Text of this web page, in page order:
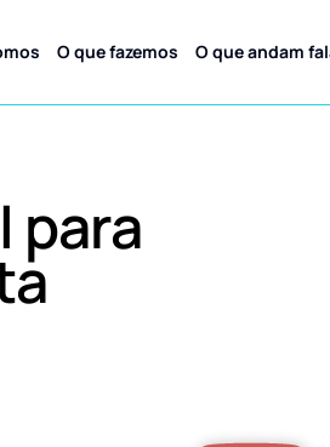
O que fazemos O que andam
para